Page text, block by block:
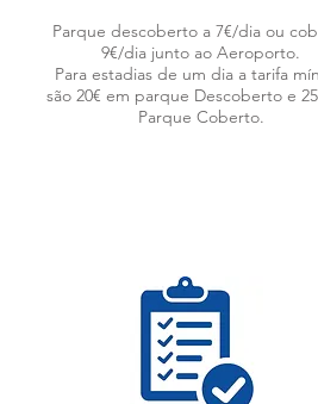
Parque descoberto a 7€/dia ou
9€/dia junto ao Aeroporto.
Para estadias de um dia a tarifa
são 20€ em parque Descoberto e
Parque Coberto.